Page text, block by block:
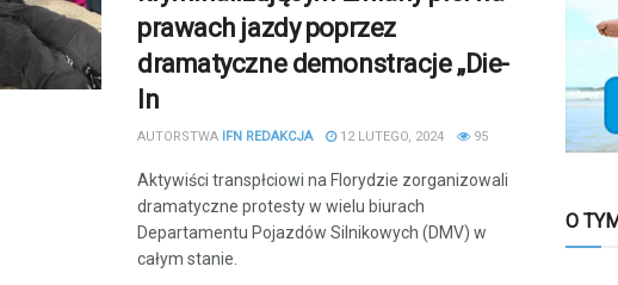
prawach jazdy poprzez
dramatyczne demonstracje „Die-
In
AUTORSTWA IFN REDAKCJA 12 LUTEGO, 2024 95
Aktywiści transpłciowi na Florydzie zorganizowali
dramatyczne protesty w wielu biurach
Departamentu Pojazdów Silnikowych (DMV) w
całym stanie.
O